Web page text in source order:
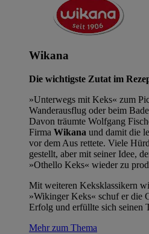
Wikana
Die wichtigste Zutat im
»Unterwegs mit Keks« zum
Wanderausflug oder beim
Davon träumte Wolfgang
Firma Wikana und damit die
vor dem Aus rettete. Viele
gestellt, aber mit seiner Idee,
»Othello Keks« wieder zu
Mit weiteren Keksklassikern
»Wikinger Keks« schuf er die
Erfolg und erfüllte sich seinen
Mehr zum Thema